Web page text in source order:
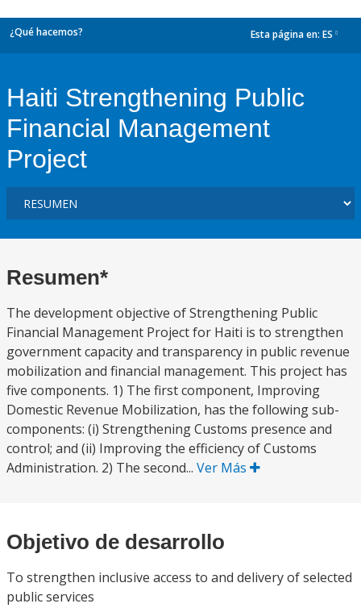
¿Qué hacemos? Esta página en: ES
Haiti Strengthening Public
Financial Management
Project
Resumen*
The development objective of Strengthening Public
Financial Management Project for Haiti is to strengthen
government capacity and transparency in public revenue
mobilization and financial management. This project has
five components. 1) The first component, Improving
Domestic Revenue Mobilization, has the following sub-
components: (i) Strengthening Customs presence and
control; and (ii) Improving the efficiency of Customs
Administration. 2) The second... Ver Más
Objetivo de desarrollo
To strengthen inclusive access to and delivery of selected
public services